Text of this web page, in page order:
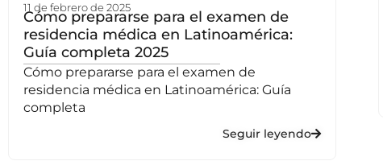
11 de febrero de 2025
Cómo prepararse para el examen de
residencia médica en Latinoamérica:
Guía completa 2025
Cómo prepararse para el examen de
residencia médica en Latinoamérica: Guía
completa
Seguir leyendo